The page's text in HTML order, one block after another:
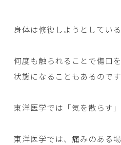
身体は修復しようとしている
何度も触られることで傷口
状態になることもあるのです
東洋医学では「気を散らす
東洋医学では、痛みのある